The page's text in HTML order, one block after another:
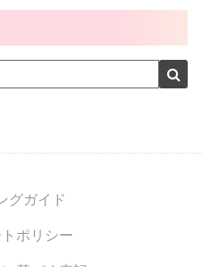
グガイド
ポリシー